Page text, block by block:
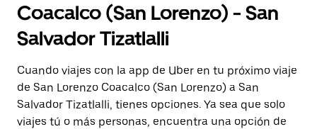
Coacalco (San Lorenzo) - San
Salvador Tizatlalli
Cuando viajes con la app de Uber en tu próximo viaje
de San Lorenzo Coacalco (San Lorenzo) a San
Salvador Tizatlalli, tienes opciones. Ya sea que solo
viajes tú o más personas, encuentra una opción de